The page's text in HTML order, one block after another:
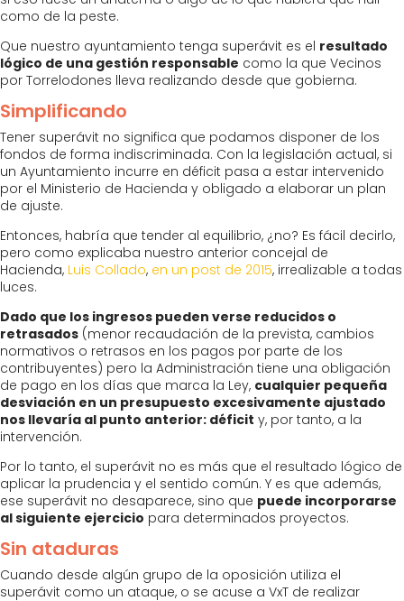
como de la peste.
Que nuestro ayuntamiento tenga superávit es el resultado
lógico de una gestión responsable como la que Vecinos
por Torrelodones lleva realizando desde que gobierna.
Simplificando
Tener superávit no significa que podamos disponer de los
fondos de forma indiscriminada. Con la legislación actual, si
un Ayuntamiento incurre en déficit pasa a estar intervenido
por el Ministerio de Hacienda y obligado a elaborar un plan
de ajuste.
Entonces, habría que tender al equilibrio, ¿no? Es fácil decirlo,
pero como explicaba nuestro anterior concejal de
Hacienda, Luis Collado, en un post de 2015, irrealizable a todas
luces.
Dado que los ingresos pueden verse reducidos o
retrasados (menor recaudación de la prevista, cambios
normativos o retrasos en los pagos por parte de los
contribuyentes) pero la Administración tiene una obligación
de pago en los días que marca la Ley, cualquier pequeña
desviación en un presupuesto excesivamente ajustado
nos llevaría al punto anterior: déficit y, por tanto, a la
intervención.
Por lo tanto, el superávit no es más que el resultado lógico de
aplicar la prudencia y el sentido común. Y es que además,
ese superávit no desaparece, sino que puede incorporarse
al siguiente ejercicio para determinados proyectos.
Sin ataduras
Cuando desde algún grupo de la oposición utiliza el
superávit como un ataque, o se acuse a VxT de realizar